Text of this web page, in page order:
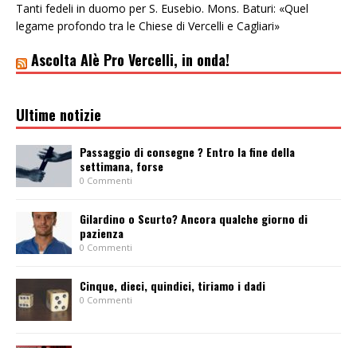
Tanti fedeli in duomo per S. Eusebio. Mons. Baturi: «Quel
legame profondo tra le Chiese di Vercelli e Cagliari»
Ascolta Alè Pro Vercelli, in onda!
Ultime notizie
Passaggio di consegne ? Entro la fine della
settimana, forse
0 Commenti
Gilardino o Scurto? Ancora qualche giorno di
pazienza
0 Commenti
Cinque, dieci, quindici, tiriamo i dadi
0 Commenti